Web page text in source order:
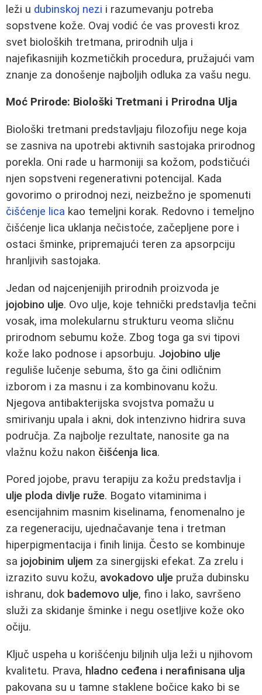
leži u dubinskoj nezi i razumevanju potreba
sopstvene kože. Ovaj vodić će vas provesti kroz
svet bioloških tretmana, prirodnih ulja i
najefikasnijih kozmetičkih procedura, pružajući vam
znanje za donošenje najboljih odluka za vašu negu.
Moć Prirode: Biološki Tretmani i Prirodna Ulja
Biološki tretmani predstavljaju filozofiju nege koja
se zasniva na upotrebi aktivnih sastojaka prirodnog
porekla. Oni rade u harmoniji sa kožom, podstičući
njen sopstveni regenerativni potencijal. Kada
govorimo o prirodnoj nezi, neizbežno je spomenuti
čišćenje lica kao temeljni korak. Redovno i temeljno
čišćenje lica uklanja nečistoće, začepljene pore i
ostaci šminke, pripremajući teren za apsorpciju
hranljivih sastojaka.
Jedan od najcenjenijih prirodnih proizvoda je
jojobino ulje. Ovo ulje, koje tehnički predstavlja tečni
vosak, ima molekularnu strukturu veoma sličnu
prirodnom sebumu kože. Zbog toga ga svi tipovi
kože lako podnose i apsorbuju. Jojobino ulje
reguliše lučenje sebuma, što ga čini odličnim
izborom i za masnu i za kombinovanu kožu.
Njegova antibakterijska svojstva pomažu u
smirivanju upala i akni, dok intenzivno hidrira suva
područja. Za najbolje rezultate, nanosite ga na
vlažnu kožu nakon čišćenja lica.
Pored jojobe, pravu terapiju za kožu predstavlja i
ulje ploda divlje ruže. Bogato vitaminima i
esencijahnim masnim kiselinama, fenomenalno je
za regeneraciju, ujednačavanje tena i tretman
hiperpigmentacija i finih linija. Često se kombinuje
sa jojobinim uljem za sinergijski efekat. Za zrelu i
izrazito suvu kožu, avokadovo ulje pruža dubinsku
ishranu, dok bademovo ulje, fino i lako, savršeno
služi za skidanje šminke i negu osetljive kože oko
očiju.
Ključ uspeha u korišćenju biljnih ulja leži u njihovom
kvalitetu. Prava, hladno ceđena i nerafinisana ulja
pakovana su u tamne staklene bočice kako bi se